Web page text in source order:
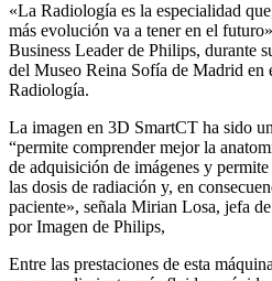
«La Radiología es la especialidad
más evolución va a tener en el
Business Leader de Philips, durante
del Museo Reina Sofía de Madrid en
Radiología.
La imagen en 3D SmartCT ha sido
“permite comprender mejor la
de adquisición de imágenes y
las dosis de radiación y, en
paciente», señala Mirian Losa, jefa
por Imagen de Philips,
Entre las prestaciones de esta